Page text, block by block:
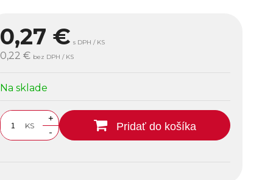
0,27 € s DPH / KS
0,22 € bez DPH / KS
Na sklade
KS
+
-
Pridať do košíka